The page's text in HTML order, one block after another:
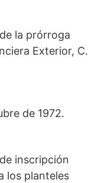
la prórroga
Exterior, C.
de 1972.
inscripción
los planteles